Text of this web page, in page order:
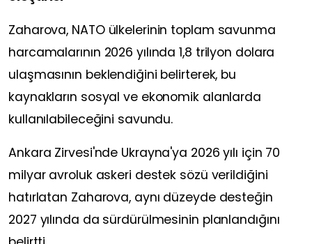
Zaharova, NATO ülkelerinin toplam savunma
harcamalarının 2026 yılında 1,8 trilyon dolara
ulaşmasının beklendiğini belirterek, bu
kaynakların sosyal ve ekonomik alanlarda
kullanılabileceğini savundu.
Ankara Zirvesi'nde Ukrayna'ya 2026 yılı için 70
milyar avroluk askeri destek sözü verildiğini
hatırlatan Zaharova, aynı düzeyde desteğin
2027 yılında da sürdürülmesinin planlandığını